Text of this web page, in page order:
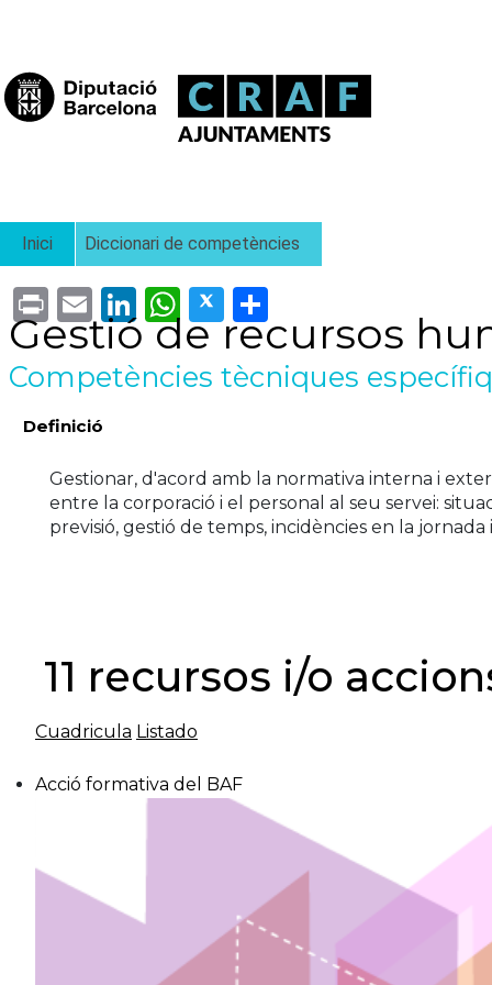
Vés al contingut
Fil d'ariadna
Inici Diccionari de competències
PrintEmailLinkedIn
WhatsApp
Twitter
Gestió de recursos
Competències tècniques
Definició
Gestionar, d'acord amb la normativa interna i
entre la corporació i el personal al seu servei:
previsió, gestió de temps, incidències en la
11 recursos i/o
Cuadricula Listado
Acció formativa del BAF